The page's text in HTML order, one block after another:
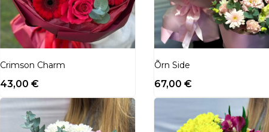
Crimson Charm
43,00 €
Õrn Side
67,00 €